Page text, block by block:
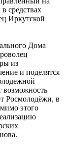
средствах
Иркутской
Дома
из
и поделятся
возможность
Росмолодёжи, в
этого